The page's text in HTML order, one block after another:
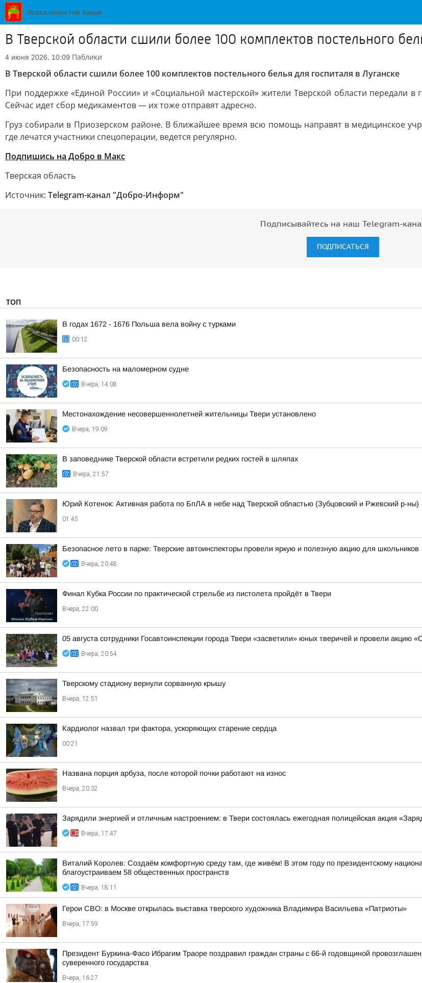
В Тверской области сшили более 100 комплектов постельного
4 июня 2026, 10:09 Паблики
В Тверской области сшили более 100 комплектов постельного белья для госпиталя в Луганске
При поддержке «Единой России» и «Социальной мастерской» жители Тверской области передали в
Сейчас идет сбор медикаментов — их тоже отправят адресно.
Груз собирали в Приозерском районе. В ближайшее время всю помощь направят в медицинское
где лечатся участники спецоперации, ведется регулярно.
Подпишись на Добро в Макс
Тверская область
Источник: Telegram-канал "Добро-Информ"
Подписывайтесь на наш Telegram-
ПОДПИСАТЬСЯ
ТОП
В годах 1672 - 1676 Польша вела войну с турками
00:12
Безопасность на малoмернoм судне
Вчера, 14:08
Местонахождение несовершеннолетней жительницы Твери установлено
Вчера, 19:09
В заповеднике Тверской области встретили редких гостей в шляпах
Вчера, 21:57
Юрий Котенок: Активная работа по БпЛА в небе над Тверской областью (Зубцовский и Ржевский р-ны)
01:45
Безопасное лето в парке: Тверские автоинспекторы провели яркую и полезную акцию для школьников
Вчера, 20:48
Финал Кубка России по практической стрельбе из пистолета пройдёт в Твери
Вчера, 22:00
05 августа сотрудники Госавтоинспекции города Твери «засветили» юных тверичей и провели акцию
Вчера, 20:54
Тверскому стадиону вернули сорванную крышу
Вчера, 12:51
Кардиолог назвал три фактора, ускоряющих старение сердца
00:21
Названа порция арбуза, после которой почки работают на износ
Вчера, 20:32
Зарядили энергией и отличным настроением: в Твери состоялась ежегодная полицейская акция
Вчера, 17:47
Виталий Королев: Создаём комфортную среду там, где живём! В этом году по президентскому
благоустраиваем 58 общественных пространств
Вчера, 18:11
Герои СВО: в Москве открылась выставка тверского художника Владимира Васильева «Патриоты»
Вчера, 17:59
Президент Буркина-Фасо Ибрагим Траоре поздравил граждан страны с 66-й годовщиной
суверенного государства
Вчера, 16:27